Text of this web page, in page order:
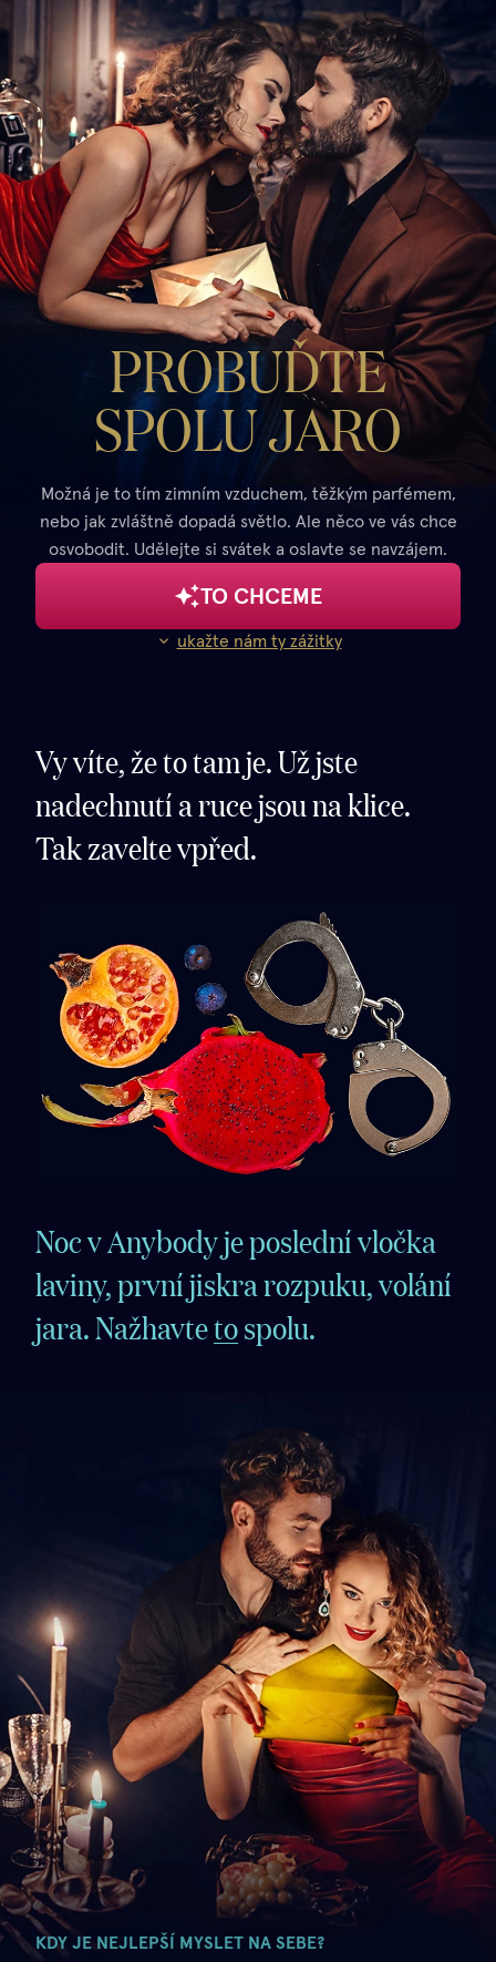
PROBUĎTE
SPOLU JARO
Možná je to tím zimním vzduchem, těžkým parfémem,
nebo jak zvláštně dopadá světlo. Ale něco ve vás chce
osvobodit. Udělejte si svátek a oslavte se navzájem.
TO CHCEME
ukažte nám ty zážitky
Vy víte, že to tam je. Už jste
nadechnutí a ruce jsou na klice.
Tak zavelte vpřed.
Noc v Anybody je poslední vločka
laviny, první jiskra rozpuku, volání
jara. Nažhavtetospolu.
KDY JE NEJLEPŠÍ MYSLET NA SEBE?